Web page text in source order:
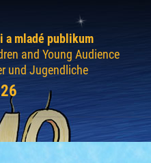
a mladé publikum
and Young Audience
und Jugendliche